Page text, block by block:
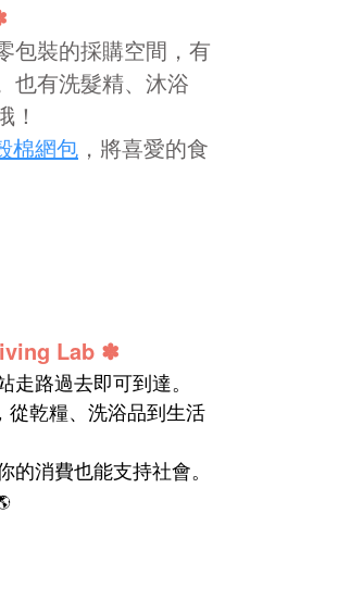
包裝的採購空間，有
也有洗髮精、沐浴
！
棉網包 ，將喜愛的食
Lab✽
路過去即可到達。
，從乾糧、洗浴品到生活
消費也能支持社會。